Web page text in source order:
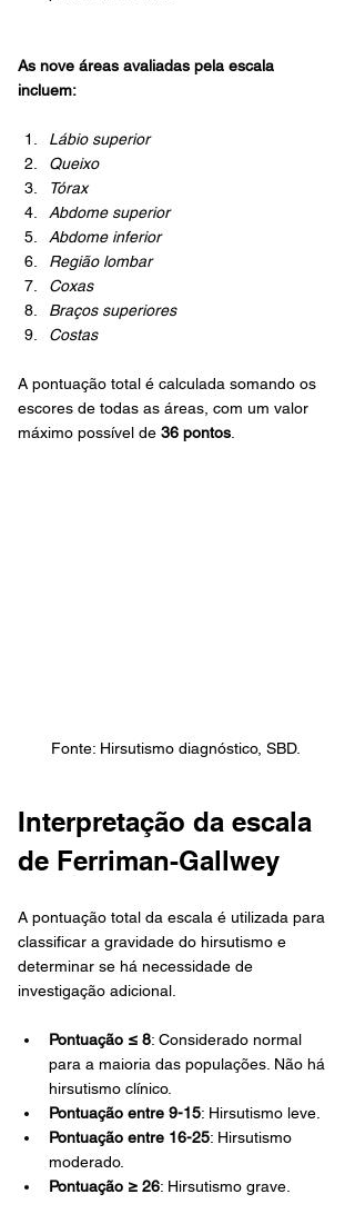
As nove áreas avaliadas pela escala
incluem:
Lábio superior
Queixo
Tórax
Abdome superior
Abdome inferior
Região lombar
Coxas
Braços superiores
Costas
A pontuação total é calculada somando os
escores de todas as áreas, com um valor
máximo possível de 36 pontos
Fonte: Hirsutismo diagnóstico, SBD.
Interpretação da escala
de Ferriman-Gallwey
A pontuação total da escala é utilizada para
classificar a gravidade do hirsutismo e
determinar se há necessidade de
investigação adicional.
Pontuação ≤ 8: Considerado normal
para a maioria das populações. Não há
hirsutismo clínico.
Pontuação entre 9-15: Hirsutismo leve.
Pontuação entre 16-25: Hirsutismo
moderado.
Pontuação ≥ 26: Hirsutismo grave.